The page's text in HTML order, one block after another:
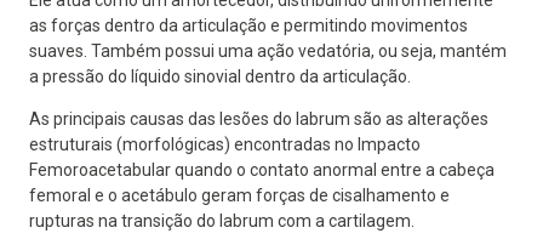
as forças dentro da articulação e permitindo movimentos
suaves. Também possui uma ação vedatória, ou seja, mantém
a pressão do líquido sinovial dentro da articulação.
As principais causas das lesões do labrum são as alterações
estruturais (morfológicas) encontradas no Impacto
Femoroacetabular quando o contato anormal entre a cabeça
femoral e o acetábulo geram forças de cisalhamento e
rupturas na transição do labrum com a cartilagem.